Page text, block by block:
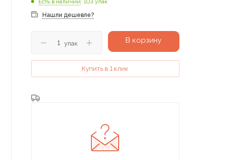
Есть в наличии: 103 упак
Нашли дешевле?
упак В корзину
Купить в 1 клик